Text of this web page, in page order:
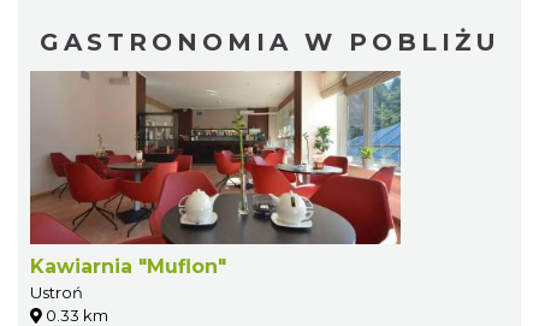
GASTRONOMIA W POBLIŻU
Kawiarnia "Muflon"
Ustroń
0.33 km